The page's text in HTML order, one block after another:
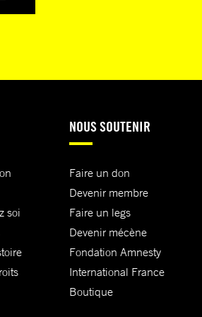
soi
NOUS SOUTENIR
Faire un don
Devenir membre
Faire un legs
Devenir mécène
Fondation Amnesty
International France
Boutique